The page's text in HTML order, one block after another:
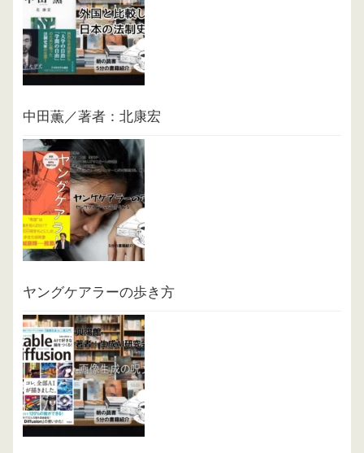
中田薫／著者：北康宏
ヤングケアラーの歩き方